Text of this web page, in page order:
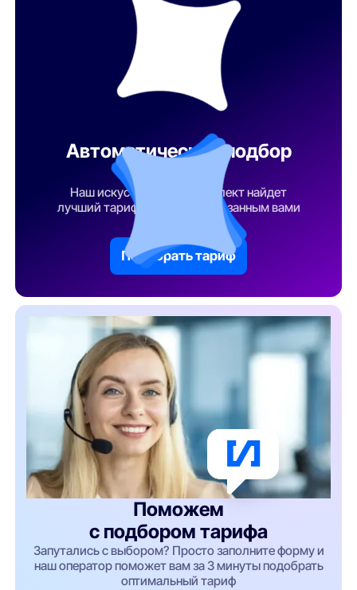
Автоматический подбор
Наш искусственный интеллект найдет
лучший тарифный план по указанным вами
Подобрать тариф
Поможем
с подбором тарифа
Запутались с выбором? Просто заполните форму и
наш оператор поможет вам за 3 минуты подобрать
оптимальный тариф